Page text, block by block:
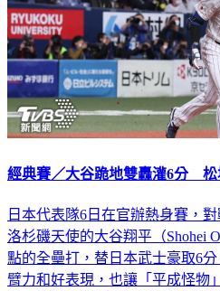
經典賽／大谷跪地雙轟灌6分 松
日本代表隊6日在官辦熱身賽，
洛杉磯天使的大谷翔平（Shohei
點的全壘打，替日本武士豪取6
臂力和好表現，也讓「平成怪物